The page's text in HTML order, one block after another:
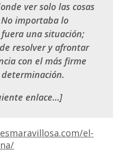
ver solo las cosas
importaba lo
una situación;
resolver y afrontar
con el más firme
enlace…]
el-